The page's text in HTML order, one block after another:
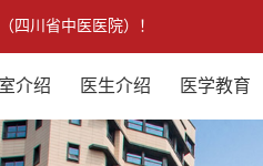
四川省中医医院）！
介绍 医生介绍 医学教育